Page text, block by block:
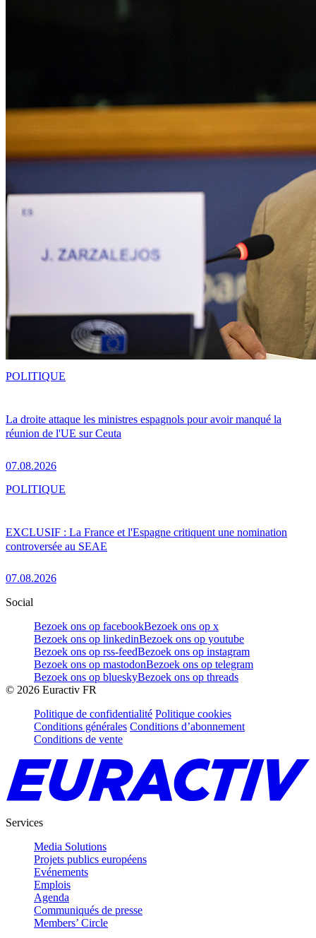
La droite attaque les ministres espagnols pour avoir manqué la
réunion de l'UE sur Ceuta
07.08.2026
POLITIQUE
EXCLUSIF : La France et l'Espagne critiquent une nomination
controversée au SEAE
07.08.2026
POLITIQUE
Social
Bezoek ons op facebookBezoek ons op x
Bezoek ons op linkedinBezoek ons op youtube
Bezoek ons op rss-feedBezoek ons op instagram
Bezoek ons op mastodonBezoek ons op telegram
Bezoek ons op blueskyBezoek ons op threads
© 2026 Euractiv FR
Politique de confidentialité Politique cookies
Conditions générales Conditions d’abonnement
Conditions de vente
Services
Media Solutions
Projets publics européens
Evénements
Emplois
Agenda
Communiqués de presse
Members’ Circle